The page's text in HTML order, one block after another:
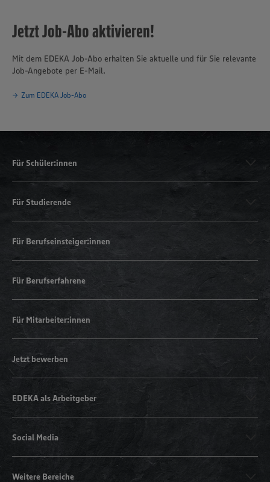
Jetzt Job-Abo aktivieren!
Mit dem EDEKA Job-Abo erhalten Sie aktuelle und für Sie relevante
Job-Angebote per E-Mail.
Zum EDEKA Job-Abo
Für Schüler:innen
Für Studierende
Für Berufseinsteiger:innen
Für Berufserfahrene
Für Mitarbeiter:innen
Jetzt bewerben
EDEKA als Arbeitgeber
Social Media
Weitere Bereiche